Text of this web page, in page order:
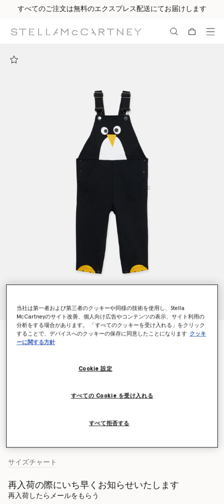
すべてのご注文は無料のエクスプレス配送にてお届けします
ペンギンモチーフダンガリー
¥19,800
サイズチャート
再入荷の際にいち早くお知らせいたします
再入荷したらメールをもらう
当社は第一者および第三者のクッキーや同様の技術を使用し、Stella
McCartneyのサイト改善、個人向け広告やコンテンツの表示、サイト利用の
分析をする場合があります。 「すべてのクッキーを受け入れる」をクリック
することで、デバイスへのクッキーの保存に同意したことになります クッキ
ーに関する方針
Cookie 設定
すべて拒否する
すべての Cookie を受け入れる